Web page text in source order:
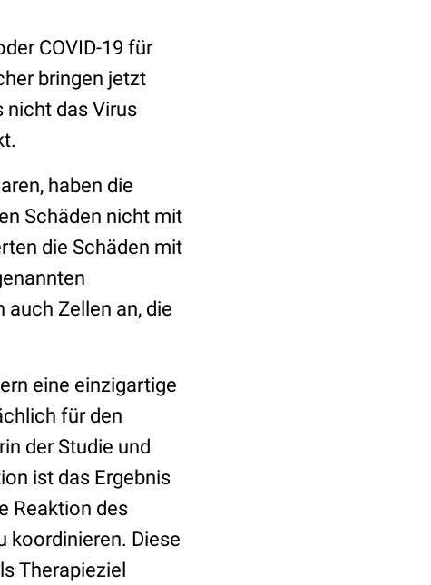
COVID-19 für
bringen jetzt
nicht das Virus
haben die
Schäden nicht mit
die Schäden mit
auch Zellen an, die
eine einzigartige
für den
der Studie und
ist das Ergebnis
Reaktion des
koordinieren. Diese
Therapieziel